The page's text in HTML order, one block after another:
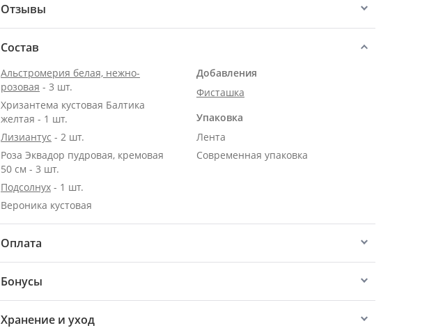
Отзывы
Состав
Альстромерия белая, нежно-
розовая - 3 шт.
Хризантема кустовая Балтика
желтая - 1 шт.
Лизиантус - 2 шт.
Роза Эквадор пудровая, кремовая
50 см - 3 шт.
Подсолнух - 1 шт.
Вероника кустовая
Добавления
Фисташка
Упаковка
Лента
Современная упаковка
Оплата
Бонусы
Хранение и уход